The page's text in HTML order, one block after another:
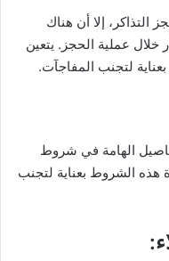
إلا أن هناك
خلال عملية الحجز. يتعين
لتجنب المفاجآت.
الهامة في شروط
هذه الشروط بعناية لتجنب
: